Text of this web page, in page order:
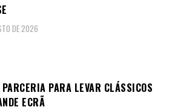
DE 2026
PARA LEVAR CLÁSSICOS
ECRÃ